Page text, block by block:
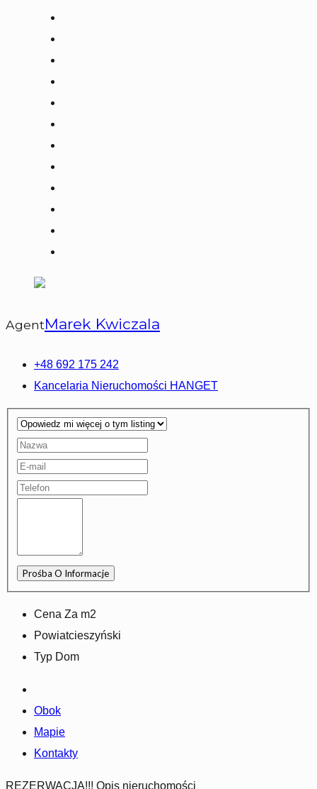
AgentMarek Kwiczala
+48 692 175 242
Kancelaria Nieruchomości HANGET
Cena Za m2
Powiatcieszyński
Typ Dom
Obok
Mapie
Kontakty
REZERWACJA!!! Opis nieruchomości